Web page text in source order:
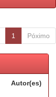
1 Póximo
Autor(es)